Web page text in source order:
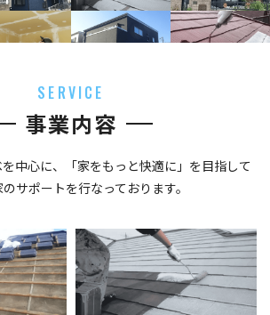
SERVICE
事業内容
中心に、「家をもっと快適に」を目指して
サポートを行なっております。